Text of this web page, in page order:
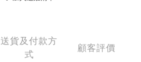
送貨及付款方
式
顧客評價